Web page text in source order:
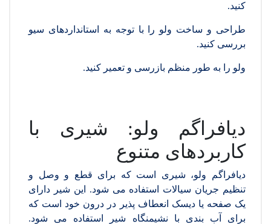
کنید.
طراحی و ساخت ولو را با توجه به استانداردهای سیو
بررسی کنید.
ولو را به طور منظم بازرسی و تعمیر کنید.
دیافراگم ولو: شیری با
کاربردهای متنوع
دیافراگم ولو، شیری است که برای قطع و وصل و
تنظیم جریان سیالات استفاده می شود. این شیر دارای
یک صفحه یا دیسک انعطاف پذیر در درون خود است که
برای آب بندی با نشیمنگاه شیر استفاده می شود.